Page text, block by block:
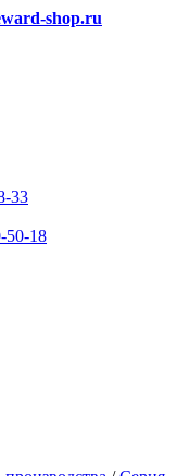
shop.ru
33
50-18